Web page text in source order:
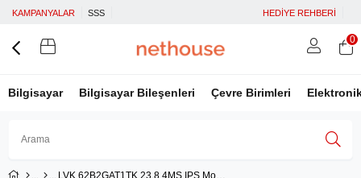
KAMPANYALAR SSS HEDİYE REHBERİ
Bilgisayar Bilgisayar Bileşenleri Çevre Birimleri
0